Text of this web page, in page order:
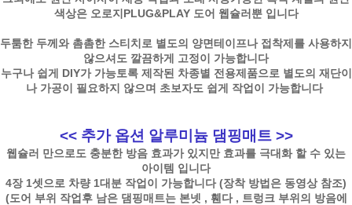
색상은 오로지 PLUG&PLAY 도어 웹슐러뿐 입니다
두툼한 두께와 촘촘한 스티치로 별도의 양면테이프나 접착제를 사용하지
않으셔도 깔끔하게 고정이 가능합니다
누구나 쉽게 DIY가 가능토록 제작된 차종별 전용제품으로 별도의 재단이
나 가공이 필요하지 않으며 초보자도 쉽게 작업이 가능합니다
<< 추가 옵션 알루미늄 댐핑매트 >>
웹슐러 만으로도 충분한 방음 효과가 있지만 효과를 극대화 할 수 있는
아이템 입니다
4장 1셋으로 차량 1대분 작업이 가능합니다 (장착 방법은 동영상 참조)
(도어 부위 작업후 남은 댐핑매트는 본넷 , 휀다 , 트렁크 부위의 방음에